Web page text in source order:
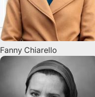
Fanny Chiarello